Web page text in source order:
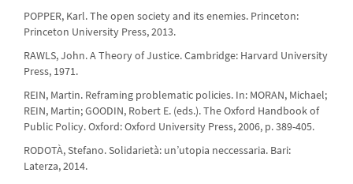
POPPER, Karl. The open society and its enemies. Princeton:
Princeton University Press, 2013.
RAWLS, John. A Theory of Justice. Cambridge: Harvard University
Press, 1971.
REIN, Martin. Reframing problematic policies. In: MORAN, Michael;
REIN, Martin; GOODIN, Robert E. (eds.). The Oxford Handbook of
Public Policy. Oxford: Oxford University Press, 2006, p. 389-405.
RODOTÀ, Stefano. Solidarietà: un’utopia neccessaria. Bari:
Laterza, 2014.